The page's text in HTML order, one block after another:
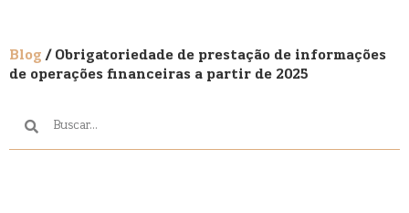
Blog/ Obrigatoriedade de prestação de informações
de operações financeiras a partir de 2025